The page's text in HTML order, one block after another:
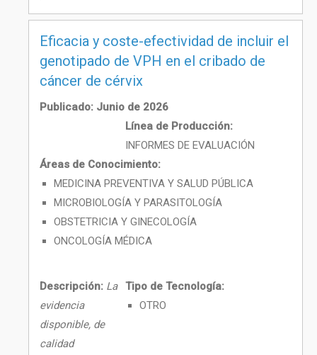
Eficacia y coste-efectividad de incluir el
genotipado de VPH en el cribado de
cáncer de cérvix
Publicado: Junio de 2026
Línea de Producción:
INFORMES DE EVALUACIÓN
Áreas de Conocimiento:
MEDICINA PREVENTIVA Y SALUD PÚBLICA
MICROBIOLOGÍA Y PARASITOLOGÍA
OBSTETRICIA Y GINECOLOGÍA
ONCOLOGÍA MÉDICA
Tipo de Tecnología:
OTRO
Descripción: La
evidencia
disponible, de
calidad